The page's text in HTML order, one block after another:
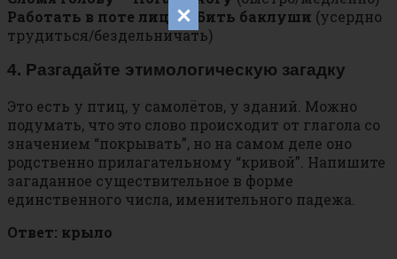
Работать в поте лица — Бить баклуши (усердно
трудиться/бездельничать)
4. Разгадайте этимологическую загадку
Это есть у птиц, у самолётов, у зданий. Можно
подумать, что это слово происходит от глагола со
значением “покрывать”, но на самом деле оно
родственно прилагательному “кривой”. Напишите
загаданное существительное в форме
единственного числа, именительного падежа.
Ответ: крыло